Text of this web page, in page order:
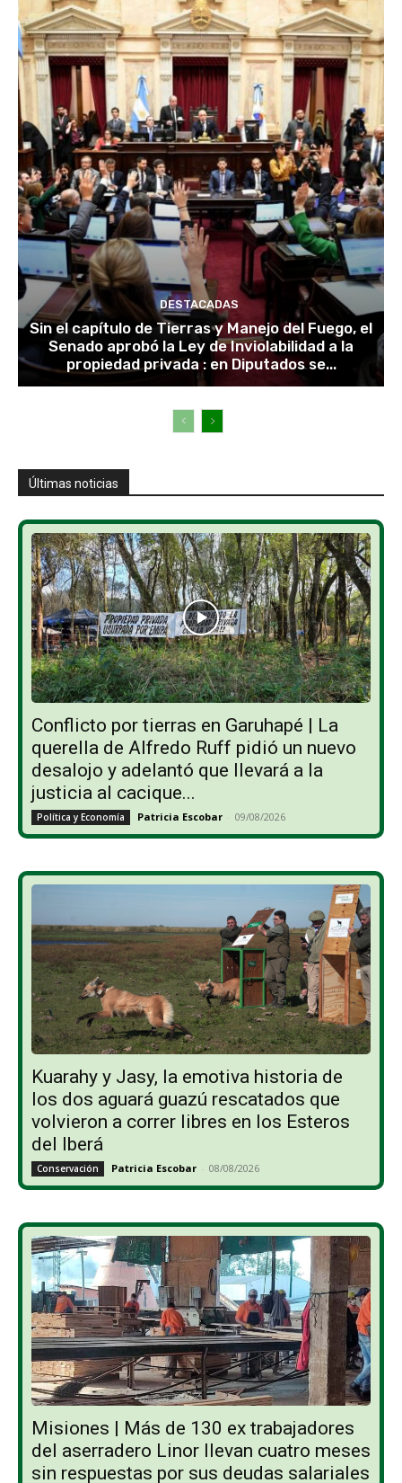
DESTACADAS
Sin el capítulo de Tierras y Manejo del Fuego, el
Senado aprobó la Ley de Inviolabilidad a la
propiedad privada : en Diputados se...
Últimas noticias
Conflicto por tierras en Garuhapé | La
querella de Alfredo Ruff pidió un nuevo
desalojo y adelantó que llevará a la
justicia al cacique...
Política y Economía Patricia Escobar - 09/08/2026
Kuarahy y Jasy, la emotiva historia de
los dos aguará guazú rescatados que
volvieron a correr libres en los Esteros
del Iberá
Conservación Patricia Escobar - 08/08/2026
Misiones | Más de 130 ex trabajadores
del aserradero Linor llevan cuatro meses
sin respuestas por sus deudas salariales